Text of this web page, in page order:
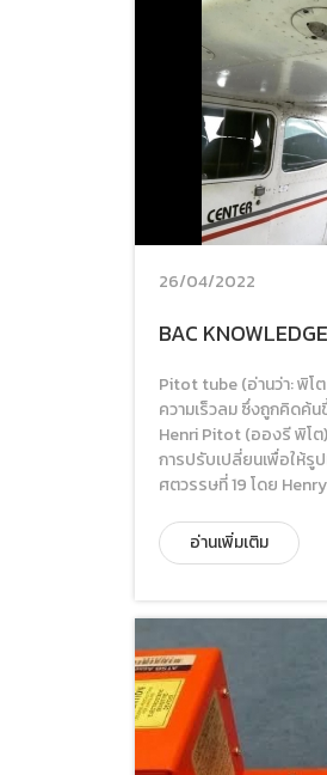
26/04/2022
BAC
Pitot tube (อ่านว่า: พิ
ความเร็วลม ซึ่งถูกคิดค้
Henri Pitot (อองรี พิโต
การปรับเปลี่ยนเพื่อให้รู
ศตวรรษที่ 19 โดย
อ่านเพิ่มเติม